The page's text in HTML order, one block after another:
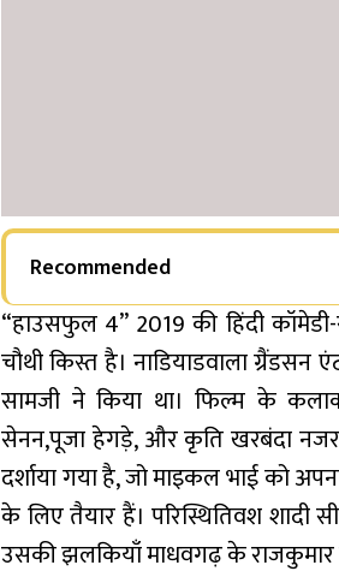
Recommended
“हाउसफुल 4” 2019 की हिंदी
चौथी किस्त है। नाडियाडवाला
सामजी ने किया था। फिल्म के
सेनन,पूजा हेगड़े, और कृति खरबंदा
दर्शाया गया है, जो माइकल भाई को
के लिए तैयार हैं। परिस्थितिवश शादी
उसकी झलकियाँ माधवगढ़ के